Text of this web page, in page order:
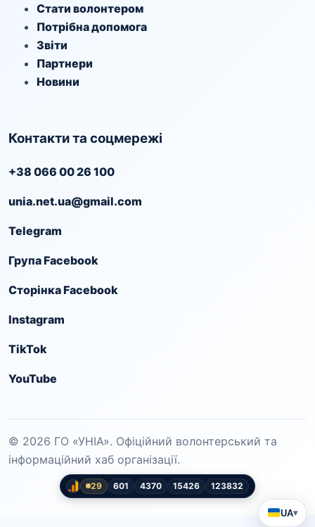
Стати волонтером
Потрібна допомога
Звіти
Партнери
Новини
Контакти та соцмережі
+38 066 00 26 100
unia.net.ua@gmail.com
Telegram
Група Facebook
Сторінка Facebook
Instagram
TikTok
YouTube
© 2026 ГО «УНІА». Офіційний волонтерський та
інформаційний хаб організації.
29 601 4370 15426 123832
UA▾